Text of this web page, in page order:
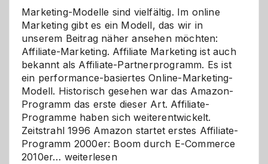
Marketing-Modelle sind vielfältig. Im online
Marketing gibt es ein Modell, das wir in
unserem Beitrag näher ansehen möchten:
Affiliate-Marketing. Affiliate Marketing ist auch
bekannt als Affiliate-Partnerprogramm. Es ist
ein performance-basiertes Online-Marketing-
Modell. Historisch gesehen war das Amazon-
Programm das erste dieser Art. Affiliate-
Programme haben sich weiterentwickelt.
Zeitstrahl 1996 Amazon startet erstes Affiliate-
Programm 2000er: Boom durch E-Commerce
2010er… Affiliate-
weiterlesen